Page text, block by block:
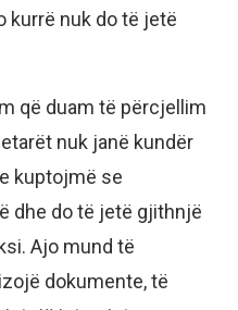
kurrë nuk do të jetë
që duam të përcjellim
nuk janë kundër
kuptojmë se
dhe do të jetë gjithnjë
Ajo mund të
dokumente, të